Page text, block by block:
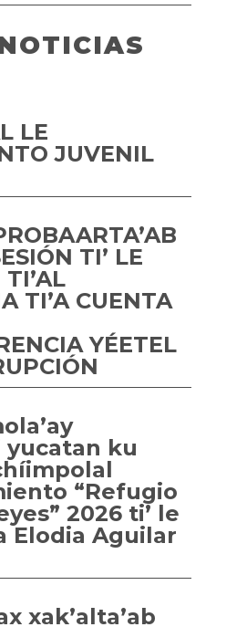
LE
JUVENIL
TI’ LE
TI’A CUENTA
YÉETEL
yucatan ku
“Refugio
2026 ti’ le
Elodia Aguilar
xak’alta’ab